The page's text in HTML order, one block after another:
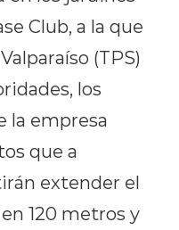
Club, a la que
(TPS)
los
la empresa
que a
extender el
120 metros y